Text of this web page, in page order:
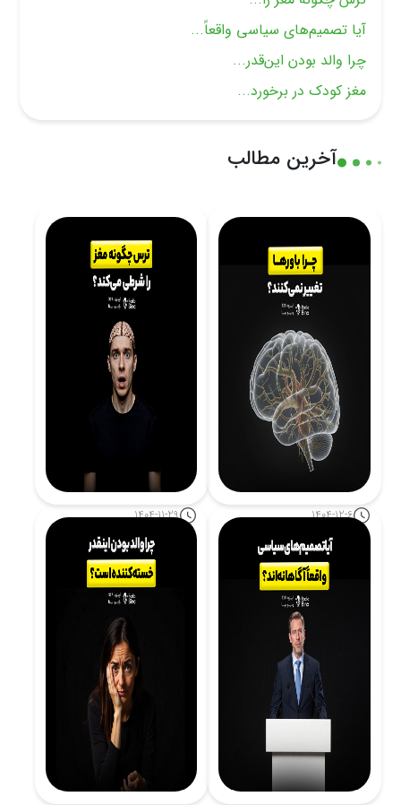
آیا تصمیم‌های سیاسی واقعاً...
چرا والد بودن این‌قدر...
مغز کودک در برخورد...
آخرین مطالب
1404-12-6
چرا باورها تغییر نمی‌کنند؟
نگاه علوم اعصاب
ادامه مطلب
1404-11-29
ترس چگونه مغز را شرطی
ادامه مطلب